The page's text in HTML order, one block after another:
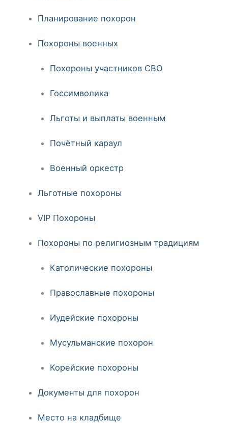
Планирование похорон
Похороны военных
Похороны участников СВО
Госсимволика
Льготы и выплаты военным
Почётный караул
Военный оркестр
Льготные похороны
VIP Похороны
Похороны по религиозным традициям
Католические похороны
Православные похороны
Иудейские похороны
Мусульманские похорон
Корейские похороны
Документы для похорон
Место на кладбище